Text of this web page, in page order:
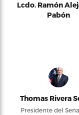
Lcdo. Ramón
Pabón
Thomas Rivera
Presidente del